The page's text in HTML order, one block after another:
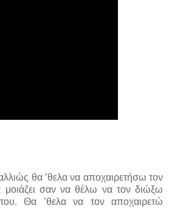
θα ’θελα να αποχαιρετήσω τον
σαν να θέλω να τον διώξω
Θα ’θελα να τον αποχαιρετώ